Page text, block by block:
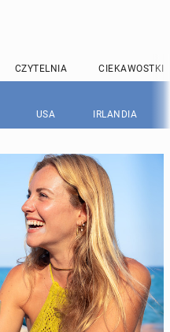
CZYTELNIA CIEKAWOSTKI
USA IRLANDIA